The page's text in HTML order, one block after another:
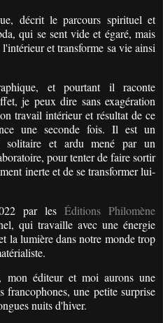
décrit le parcours spirituel et
qui se sent vide et égaré, mais
et transforme sa vie ainsi
et pourtant il raconte
je peux dire sans exagération
travail intérieur et résultat de ce
une seconde fois. Il est un
solitaire et ardu mené par un
pour tenter de faire sortir
inerte et de se transformer lui-
par les Éditions Philomène
qui travaille avec une énergie
la lumière dans notre monde trop
mon éditeur et moi aurons une
francophones, une petite surprise
nuits d'hiver.